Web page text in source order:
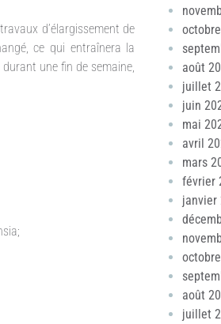
d’élargissement de
ce qui entraînera la
une fin de semaine,
août
juillet
juin
mai
avril
mars
février
janvier
août
juillet